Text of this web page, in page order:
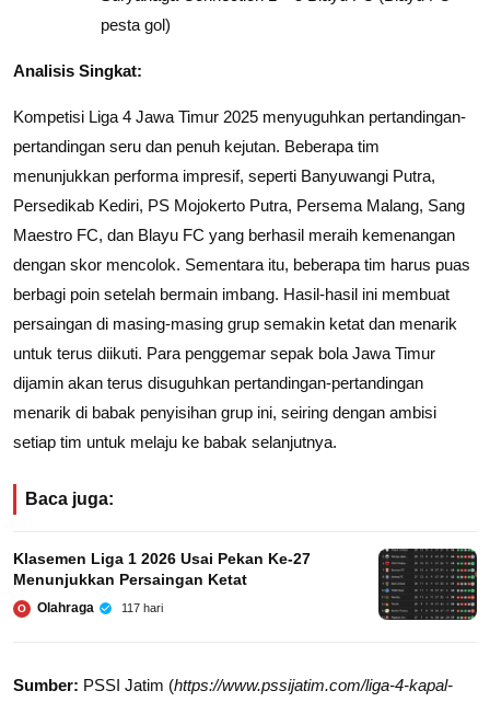
pesta gol)
Analisis Singkat:
Kompetisi Liga 4 Jawa Timur 2025 menyuguhkan pertandingan-
pertandingan seru dan penuh kejutan. Beberapa tim
menunjukkan performa impresif, seperti Banyuwangi Putra,
Persedikab Kediri, PS Mojokerto Putra, Persema Malang, Sang
Maestro FC, dan Blayu FC yang berhasil meraih kemenangan
dengan skor mencolok. Sementara itu, beberapa tim harus puas
berbagi poin setelah bermain imbang. Hasil-hasil ini membuat
persaingan di masing-masing grup semakin ketat dan menarik
untuk terus diikuti. Para penggemar sepak bola Jawa Timur
dijamin akan terus disuguhkan pertandingan-pertandingan
menarik di babak penyisihan grup ini, seiring dengan ambisi
setiap tim untuk melaju ke babak selanjutnya.
Baca juga:
Klasemen Liga 1 2026 Usai Pekan Ke-27
Menunjukkan Persaingan Ketat
O Olahraga 117 hari
Sumber: PSSI Jatim (https://www.pssijatim.com/liga-4-kapal-